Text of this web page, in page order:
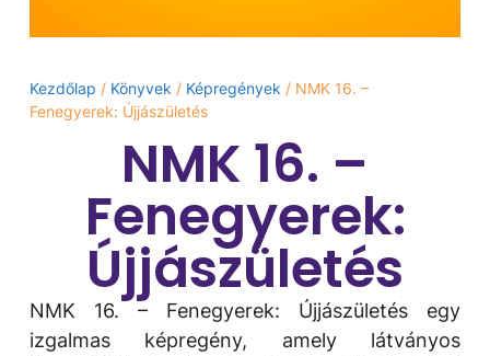
Kezdőlap / Könyvek / Képregények / NMK 16. –
Fenegyerek: Újjászületés
NMK 16. –
Fenegyerek:
Újjászületés
NMK 16. – Fenegyerek: Újjászületés egy
izgalmas képregény, amely látványos